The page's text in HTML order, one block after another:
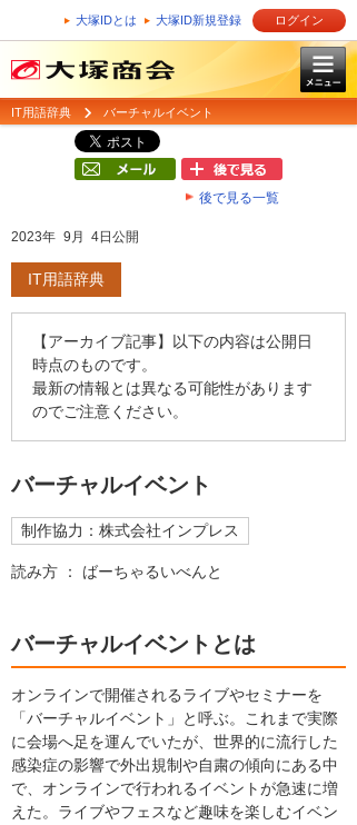
大塚IDとは 大塚ID新規登録 ログイン
IT用語辞典 バーチャルイベント
後で見る一覧
2023年 9月 4日公開
IT用語辞典
【アーカイブ記事】以下の内容は公開日
時点のものです。
最新の情報とは異なる可能性があります
のでご注意ください。
バーチャルイベント
制作協力：株式会社インプレス
読み方 ： ばーちゃるいべんと
バーチャルイベントとは
オンラインで開催されるライブやセミナーを
「バーチャルイベント」と呼ぶ。これまで実際
に会場へ足を運んでいたが、世界的に流行した
感染症の影響で外出規制や自粛の傾向にある中
で、オンラインで行われるイベントが急速に増
えた。ライブやフェスなど趣味を楽しむイベン